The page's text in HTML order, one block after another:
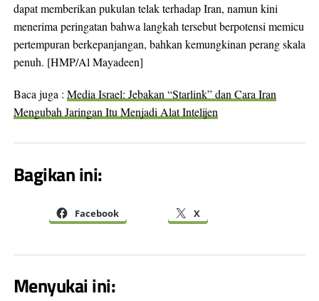
dapat memberikan pukulan telak terhadap Iran, namun kini
menerima peringatan bahwa langkah tersebut berpotensi memicu
pertempuran berkepanjangan, bahkan kemungkinan perang skala
penuh. [HMP/Al Mayadeen]
Baca juga : Media Israel: Jebakan “Starlink” dan Cara Iran
Mengubah Jaringan Itu Menjadi Alat Intelijen
Bagikan ini:
Facebook X
Menyukai ini: